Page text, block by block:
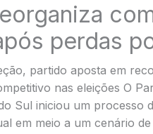
perdas
partido aposta em
nas eleições O
Sul iniciou um processo
em meio a um cenário